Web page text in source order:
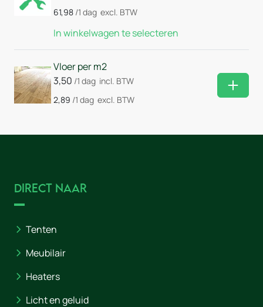
61,98 /1 dag excl. BTW
In winkelwagen te selecteren
Vloer per m2
3,50 /1 dag incl. BTW
2,89 /1 dag excl. BTW
Direct naar
Tenten
Meubilair
Heaters
Licht en geluid